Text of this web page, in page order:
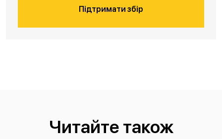
Підтримати збір
Читайте також